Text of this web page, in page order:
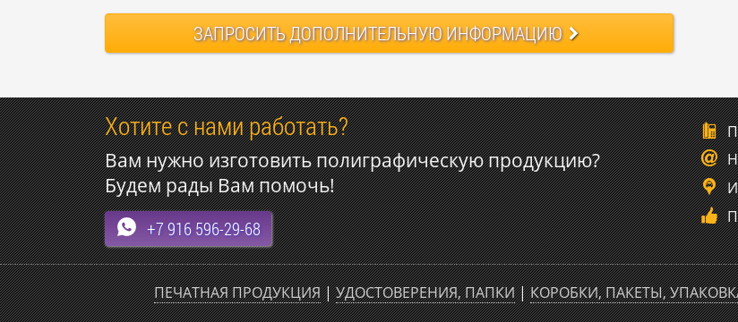
ЗАПРОСИТЬДОПОЛНИТЕЛЬНУЮИНФОРМАЦИЮ
Хотите с нами работать?
Вам нужно изготовить полиграфическую продукцию?
Будем рады Вам помочь!
+7 916 596-29-68
ПЕЧАТНАЯ ПРОДУКЦИЯ|УДОСТОВЕРЕНИЯ, ПАПКИ|КОРОБКИ, ПАКЕТЫ,